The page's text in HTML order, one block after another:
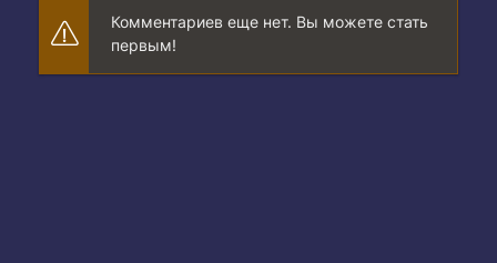
Комментариев еще нет. Вы можете стать
первым!